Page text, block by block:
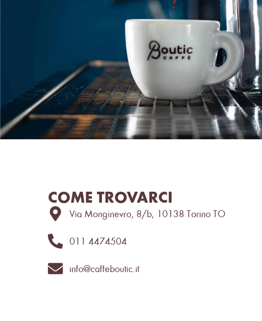
COME TROVARCI
Via Monginevro, 8/b, 10138 Torino TO
011 4474504
info@caffeboutic.it